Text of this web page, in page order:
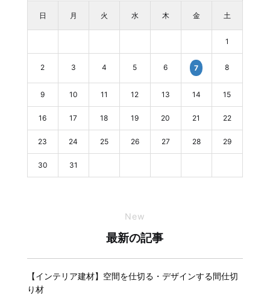
日 月 火 水 木 金 土
1
2 3 4 5 6 7 8
9 10 11 12 13 14 15
16 17 18 19 20 21 22
23 24 25 26 27 28 29
30 31
New
最新の記事
【インテリア建材】空間を仕切る・デザインする間仕切
り材